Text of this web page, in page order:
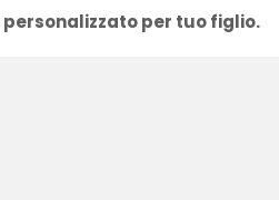
personalizzato per tuo figlio.